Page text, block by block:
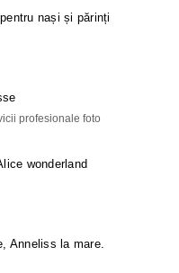
nași și părinți
profesionale foto
wonderland
Anneliss la mare.